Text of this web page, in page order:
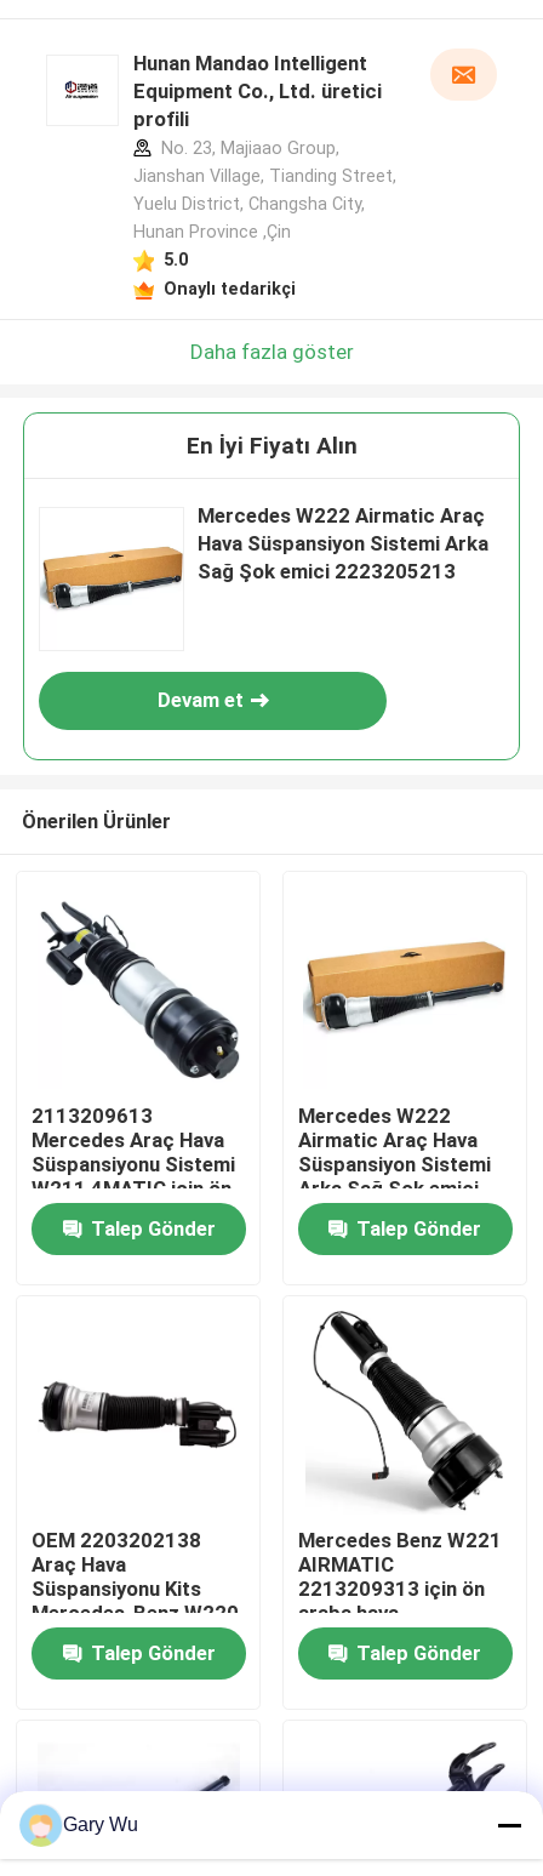
Evde
Ürün
Hakkımızda
Kalite kontrol
Bizimle İletişim
Vakalar
Araç hava süspansiyonu sistemi
Hunan Mandao Intelligent
Equipment Co., Ltd. üretici
profili
No. 23, Majiaao Group,
Jianshan Village, Tianding Street,
Yuelu District, Changsha City,
Hunan Province ,Çin
5.0
Onaylı tedarikçi
Daha fazla göster
En İyi Fiyatı Alın
Mercedes W222 Airmatic Araç
Hava Süspansiyon Sistemi Arka
Sağ Şok emici 2223205213
Devam et
Önerilen Ürünler
2113209613
Mercedes Araç Hava
Süspansiyonu Sistemi
W211 4MATIC için ön
sağ
Talep Gönder
Mercedes W222
Airmatic Araç Hava
Süspansiyon Sistemi
Arka Sağ Şok emici
2223205213
Talep Gönder
OEM 2203202138
Araç Hava
Süspansiyonu Kits
Mercedes-Benz W220
4MATIC için Ön Sol
Şok emiciTalep Gönder
Mercedes Benz W221
AIRMATIC
2213209313 için ön
araba hava
süspansiyonu sistemi
Talep Gönder
Gary Wu